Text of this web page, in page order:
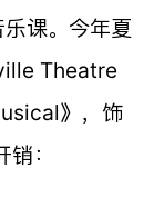
课。今年夏
Theatre
》，饰
：